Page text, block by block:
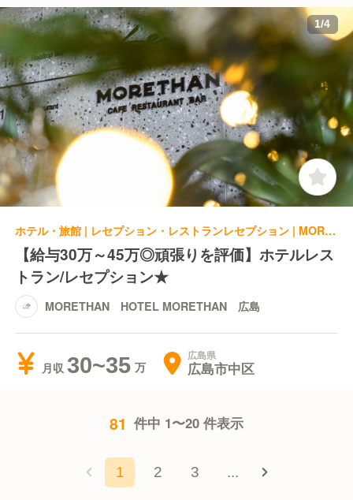
1/4
ホテル・旅館 | レセプション・レストランレセプション | MORETHAN HOTEL MORETHAN 広島
【給与30万～45万◎頑張りを評価】ホテルレス
トラン/レセプション★
MORETHAN HOTEL MORETHAN 広島
月収 30~35 広島県
広島市中区
81 件中 1〜20 件表示
1 2 3 ...